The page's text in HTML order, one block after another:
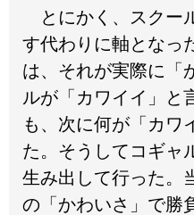
とにかく、スクー
す代わりに軸となっ
は、それが実際に「
ルが「カワイイ」と
も、次に何が「カワ
た。そうしてコギャ
生み出して行った。
の「かわいさ」で勝